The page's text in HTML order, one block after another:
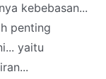
kebebasan...
penting
yaitu